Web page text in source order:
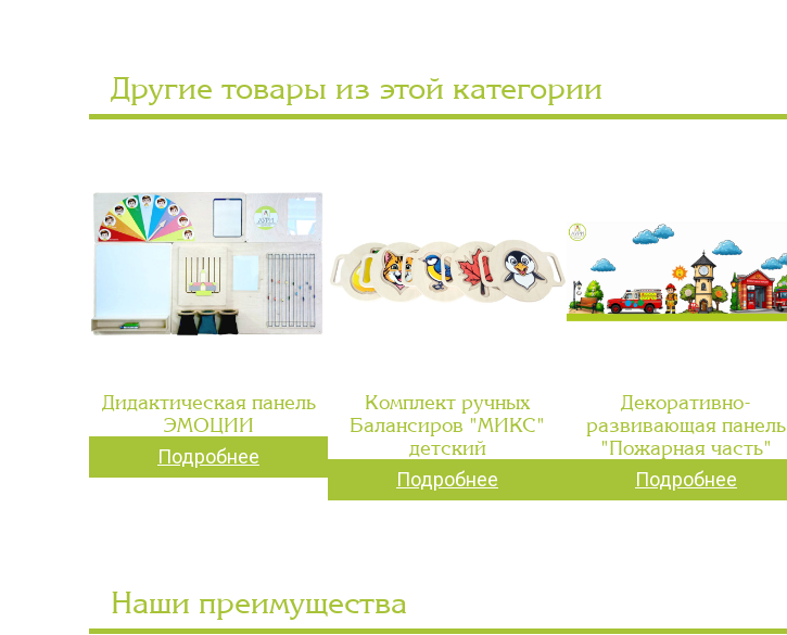
Другие товары из этой категории
Дидактическая панель
ЭМОЦИИ
Подробнее
Комплект ручных
Балансиров "МИКС"
детский
Подробнее
Декоративно-
развивающая панель
"Пожарная часть"
Подробнее
Наши преимущества